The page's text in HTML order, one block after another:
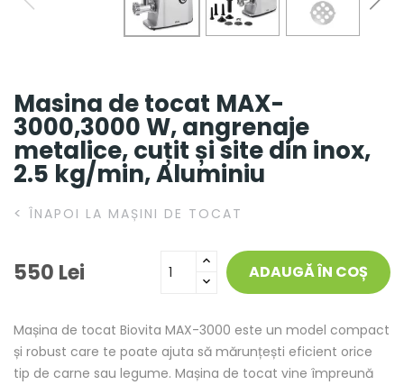
Masina de tocat MAX-
3000,3000 W, angrenaje
metalice, cuțit și site din inox,
2.5 kg/min, Aluminiu
< ÎNAPOI LA MAȘINI DE TOCAT
550 Lei ADAUGĂ ÎN COȘ
Mașina de tocat Biovita MAX-3000 este un model compact
și robust care te poate ajuta să mărunțești eficient orice
tip de carne sau legume. Mașina de tocat vine împreună